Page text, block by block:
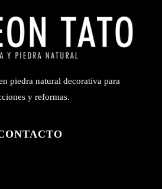
piedra natural decorativa para
y reformas.